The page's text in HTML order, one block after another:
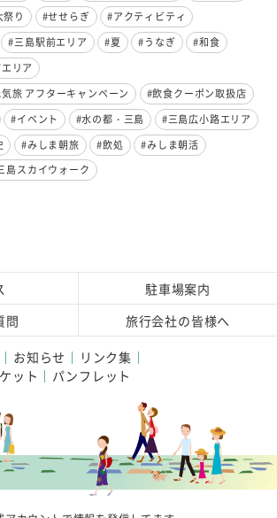
り #せせらぎ
#アクティビティ
#三島駅前エリア #夏 #うなぎ
#和食
リア
旅 アフターキャンペーン
#飲食クーポン取扱店
#イベント #水の都・三島
#三島広小路エリア
#みしま朝旅 #飲処
#みしま朝活
島スカイウォーク
駐車場案内
問
旅行会社の皆様へ
お知らせ
リンク集
ット
パンフレット